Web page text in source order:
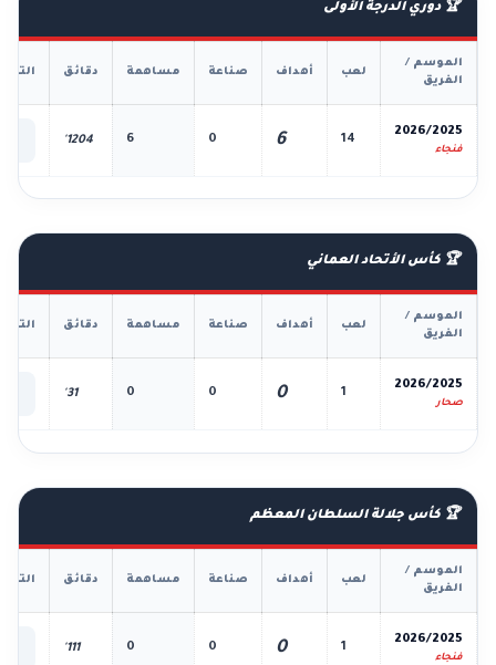
🏆 دوري الدرجة الأولى
الموسم /
الفريق
لعب أهداف صناعة مساهمة دقائق
2026/2025
فنجاء
14
6
0
6
1204'
🏆 كأس الأتحاد العماني
الموسم /
الفريق
لعب أهداف صناعة مساهمة دقائق
2026/2025
صحار
1
0
0
0
31'
🏆 كأس جلالة السلطان المعظم
الموسم /
الفريق
لعب أهداف صناعة مساهمة دقائق
2026/2025
فنجاء
1
0
0
0
111'